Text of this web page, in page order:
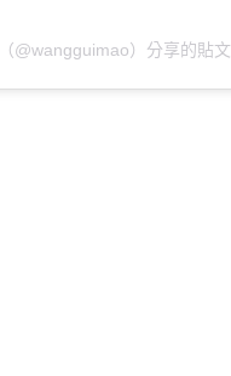
@wangguimao）分享的貼文